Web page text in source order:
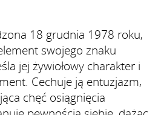
18 grudnia 1978 roku,
swojego znaku
jej żywiołowy charakter i
Cechuje ją entuzjazm,
chęć osiągnięcia